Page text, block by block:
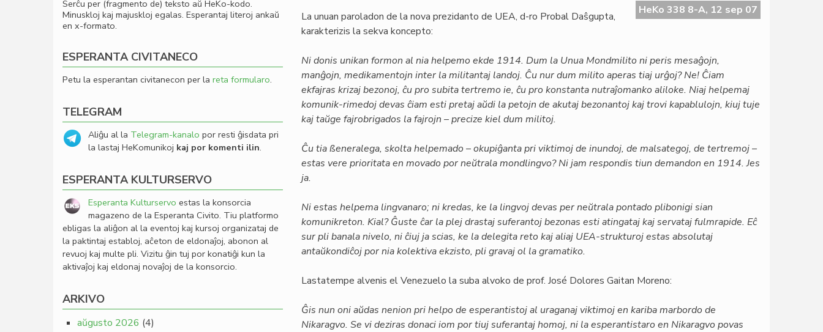
HeKo 338 8-A, 12 sep 07
La unuan paroladon de la nova prezidanto de UEA, d-ro Probal Daŝgupta,
karakterizis la sekva koncepto:
Ni donis unikan formon al nia helpemo ekde 1914. Dum la Unua Mondmilito ni peris mesaĝojn,
manĝojn, medikamentojn inter la militantaj landoj. Ĉu nur dum milito aperas tiaj urĝoj? Ne! Ĉiam
ekfajras krizaj bezonoj, ĉu pro subita tertremo ie, ĉu pro konstanta nutraĵomanko aliloke. Niaj helpemaj
komunik-rimedoj devas ĉiam esti pretaj aŭdi la petojn de akutaj bezonantoj kaj trovi kapablulojn, kiuj tuje
kaj taŭge fajrobrigados la fajrojn – precize kiel dum militoj.
Ĉu tia ßeneralega, skolta helpemado – okupiĝanta pri viktimoj de inundoj, de malsategoj, de tertremoj –
estas vere prioritata en movado por neŭtrala mondlingvo? Ni jam respondis tiun demandon en 1914. Jes
ja.
Ni estas helpema lingvanaro; ni kredas, ke la lingvoj devas per neŭtrala pontado plibonigi sian
komunikreton. Kial? Ĝuste ĉar la plej drastaj suferantoj bezonas esti atingataj kaj servataj fulmrapide. Eĉ
sur pli banala nivelo, ni ĉiuj ja scias, ke la delegita reto kaj aliaj UEA-strukturoj estas absolutaj
antaŭkondiĉoj por nia kolektiva ekzisto, pli gravaj ol la gramatiko.
Lastatempe alvenis el Venezuelo la suba alvoko de prof. José Dolores Gaitan Moreno:
Ĝis nun oni aŭdas nenion pri helpo de esperantistoj al uraganaj viktimoj en kariba marbordo de
Nikaragvo. Se vi deziras donaci iom por tiuj suferantaj homoj, ni la esperantistaro en Nikaragvo povas
Serĉu per (fragmento de) teksto aŭ HeKo-kodo.
Minuskloj kaj majuskloj egalas. Esperantaj literoj ankaŭ
en x-formato.
ESPERANTA CIVITANECO
Petu la esperantan civitanecon per la reta formularo.
TELEGRAM
Aliĝu al la Telegram-kanalo por resti ĝisdata pri
la lastaj HeKomunikoj kaj por komenti ilin.
ESPERANTA KULTURSERVO
Esperanta Kulturservo estas la konsorcia
magazeno de la Esperanta Civito. Tiu platformo
ebligas la aliĝon al la eventoj kaj kursoj organizataj de
la paktintaj establoj, aĉeton de eldonaĵoj, abonon al
revuoj kaj multe pli. Vizitu ĝin tuj por konatiĝi kun la
aktivaĵoj kaj eldonaj novaĵoj de la konsorcio.
ARKIVO
aŭgusto 2026 (4)